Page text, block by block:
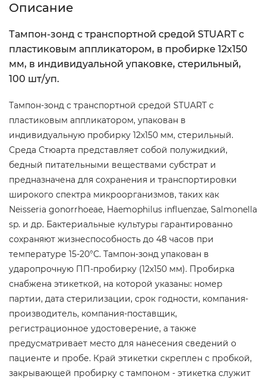
Описание
Тампон-зонд с транспортной средой STUART с
пластиковым аппликатором, в пробирке 12х150
мм, в индивидуальной упаковке, стерильный,
100 шт/уп.
Тампон-зонд с транспортной средой STUART с
пластиковым аппликатором, упакован в
индивидуальную пробирку 12х150 мм, стерильный.
Среда Стюарта представляет собой полужидкий,
бедный питательными веществами субстрат и
предназначена для сохранения и транспортировки
широкого спектра микроорганизмов, таких как
Neisseria gonorrhoeae, Haemophilus influenzae, Salmonella
sp. и др. Бактериальные культуры гарантированно
сохраняют жизнеспособность до 48 часов при
температуре 15-20°С. Тампон-зонд упакован в
ударопрочную ПП-пробирку (12х150 мм). Пробирка
снабжена этикеткой, на которой указаны: номер
партии, дата стерилизации, срок годности, компания-
производитель, компания-поставщик,
регистрационное удостоверение, а также
предусматривает место для нанесения сведений о
пациенте и пробе. Край этикетки скреплен с пробкой,
закрывающей пробирку с тампоном - этикетка служит